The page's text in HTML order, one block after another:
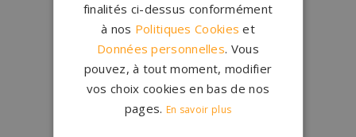
Conceptionfrançaise
Qui sommes-nous ?
Créationssur-mesure
Configurateur
finalités ci-dessus conformément
à nos Politiques Cookies et
Données personnelles. Vous
pouvez, à tout moment, modifier
vos choix cookies en bas de nos
pages. En savoir plus